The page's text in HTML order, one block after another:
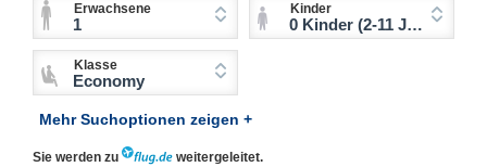
Erwachsene
1
Kinder
0 Kinder (2-11 Jahre)
Klasse
Economy
Mehr Suchoptionen zeigen +
Sie werden zu weitergeleitet.